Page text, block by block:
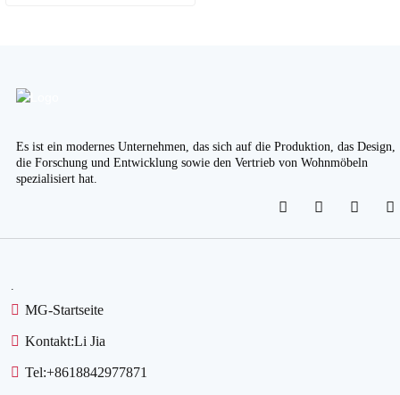
Es ist ein modernes Unternehmen, das sich auf die Produktion, das Design,
die Forschung und Entwicklung sowie den Vertrieb von Wohnmöbeln
spezialisiert hat.
MG-Startseite
Kontakt:Li Jia
Tel:+8618842977871